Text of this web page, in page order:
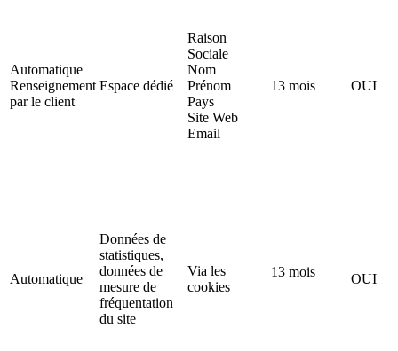
Automatique
Renseignement
par le client
Espace dédié
Raison
Sociale
Nom
Prénom
Pays
Site Web
Email
13 mois OUI
Automatique
Données de
statistiques,
données de
mesure de
fréquentation
du site
Via les
cookies
13 mois OUI